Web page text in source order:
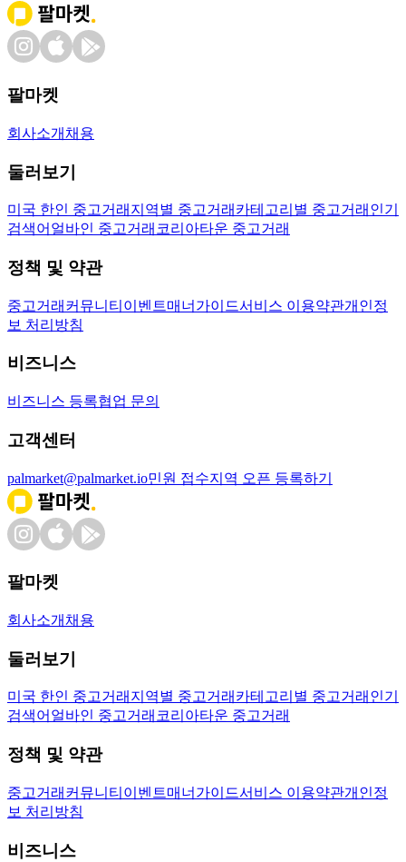
팔마켓
회사소개 채용
둘러보기
미국 한인 중고거래 지역별 중고거래 카테고리별 중고거래 인기
검색어 얼바인 중고거래 코리아타운 중고거래
정책 및 약관
중고거래 커뮤니티 이벤트매너가이드서비스 이용약관개인정
보 처리방침
비즈니스
비즈니스 등록협업 문의
고객센터
palmarket@palmarket.io민원 접수지역 오픈 등록하기
팔마켓
회사소개 채용
둘러보기
미국 한인 중고거래 지역별 중고거래 카테고리별 중고거래 인기
검색어 얼바인 중고거래 코리아타운 중고거래
정책 및 약관
중고거래 커뮤니티 이벤트매너가이드서비스 이용약관개인정
보 처리방침
비즈니스